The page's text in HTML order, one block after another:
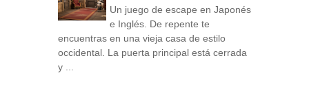
Un juego de escape en Japonés
e Inglés. De repente te
encuentras en una vieja casa de estilo
occidental. La puerta principal está cerrada
y ...